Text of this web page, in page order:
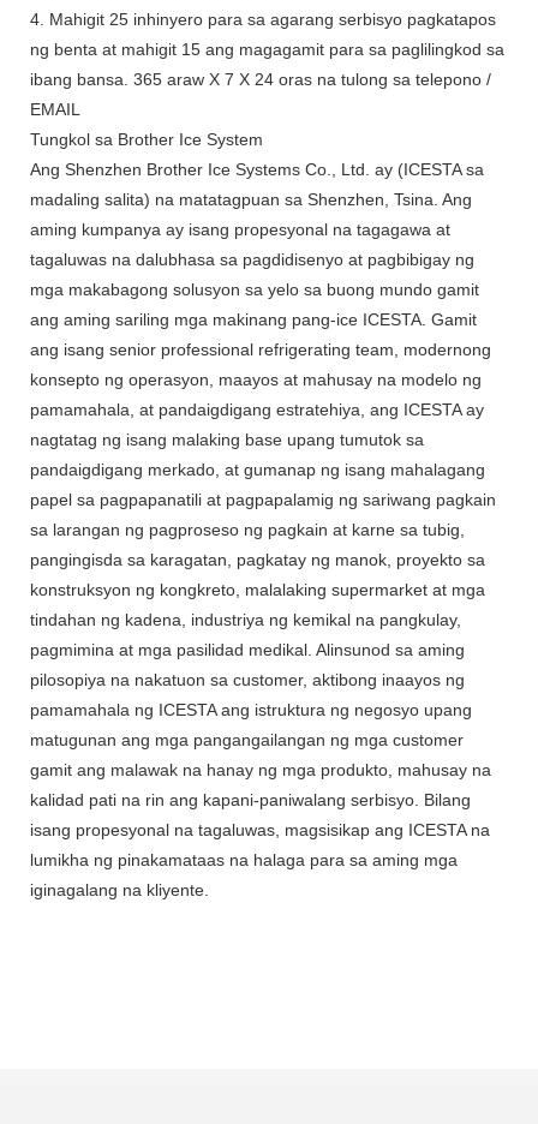
4. Mahigit 25 inhinyero para sa agarang serbisyo pagkatapos
ng benta at mahigit 15 ang magagamit para sa paglilingkod sa
ibang bansa. 365 araw X 7 X 24 oras na tulong sa telepono /
EMAIL
Tungkol sa Brother Ice System
Ang Shenzhen Brother Ice Systems Co., Ltd. ay (ICESTA sa
madaling salita) na matatagpuan sa Shenzhen, Tsina. Ang
aming kumpanya ay isang propesyonal na tagagawa at
tagaluwas na dalubhasa sa pagdidisenyo at pagbibigay ng
mga makabagong solusyon sa yelo sa buong mundo gamit
ang aming sariling mga makinang pang-ice ICESTA. Gamit
ang isang senior professional refrigerating team, modernong
konsepto ng operasyon, maayos at mahusay na modelo ng
pamamahala, at pandaigdigang estratehiya, ang ICESTA ay
nagtatag ng isang malaking base upang tumutok sa
pandaigdigang merkado, at gumanap ng isang mahalagang
papel sa pagpapanatili at pagpapalamig ng sariwang pagkain
sa larangan ng pagproseso ng pagkain at karne sa tubig,
pangingisda sa karagatan, pagkatay ng manok, proyekto sa
konstruksyon ng kongkreto, malalaking supermarket at mga
tindahan ng kadena, industriya ng kemikal na pangkulay,
pagmimina at mga pasilidad medikal. Alinsunod sa aming
pilosopiya na nakatuon sa customer, aktibong inaayos ng
pamamahala ng ICESTA ang istruktura ng negosyo upang
matugunan ang mga pangangailangan ng mga customer
gamit ang malawak na hanay ng mga produkto, mahusay na
kalidad pati na rin ang kapani-paniwalang serbisyo. Bilang
isang propesyonal na tagaluwas, magsisikap ang ICESTA na
lumikha ng pinakamataas na halaga para sa aming mga
iginagalang na kliyente.